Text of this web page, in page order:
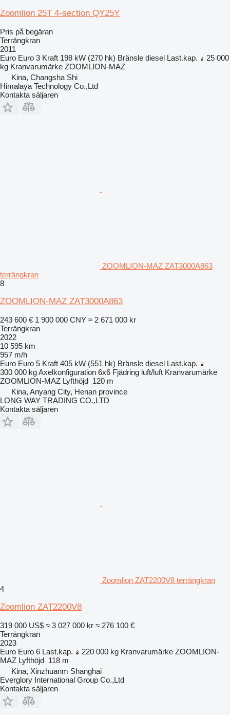
Zoomlion 25T 4-section QY25Y
Pris på begäran
Terrängkran
2011
Euro Euro 3 Kraft 198 kW (270 hk) Bränsle diesel Last.kap.
25 000
kg Kranvarumärke ZOOMLION-MAZ
Kina, Changsha Shi
Himalaya Technology Co.,Ltd
Kontakta säljaren
ZOOMLION-MAZ ZAT3000A863
terrängkran
8
ZOOMLION-MAZ ZAT3000A863
243 600 € 1 900 000 CNY ≈ 2 671 000 kr
Terrängkran
2022
10 595 km
957 m/h
Euro Euro 5 Kraft 405 kW (551 hk) Bränsle diesel Last.kap.
300 000 kgAxelkonfiguration 6x6 Fjädring luft/luft Kranvarumärke
ZOOMLION-MAZ Lyfthöjd 120 m
Kina, Anyang City, Henan province
LONG WAY TRADING CO.,LTD
Kontakta säljaren
Zoomlion ZAT2200V8 terrängkran
4
Zoomlion ZAT2200V8
319 000 US$ ≈ 3 027 000 kr ≈ 276 100 €
Terrängkran
2023
Euro Euro 6 Last.kap. 220 000 kg Kranvarumärke ZOOMLION-
MAZ Lyfthöjd 118 m
Kina, Xinzhuanm Shanghai
Everglory International Group Co.,Ltd
Kontakta säljaren